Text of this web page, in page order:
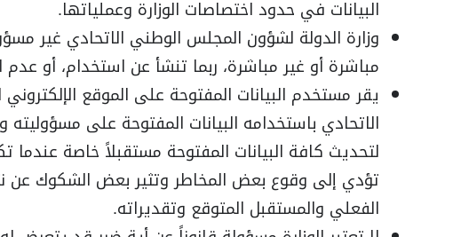
البيانات في حدود اختصاصات الوزارة وعملياتها.
وزارة الدولة لشؤون المجلس الوطني الاتحادي غير
مباشرة أو غير مباشرة، ربما تنشأ عن استخدام، أو
يقر مستخدم البيانات المفتوحة على الموقع
الاتحادي باستخدامه البيانات المفتوحة على
لتحديث كافة البيانات المفتوحة مستقبلاً خاصة عندما
تؤدي إلى وقوع بعض المخاطر وتثير بعض الشكوك عن
الفعلي والمستقبل المتوقع وتقديراته.